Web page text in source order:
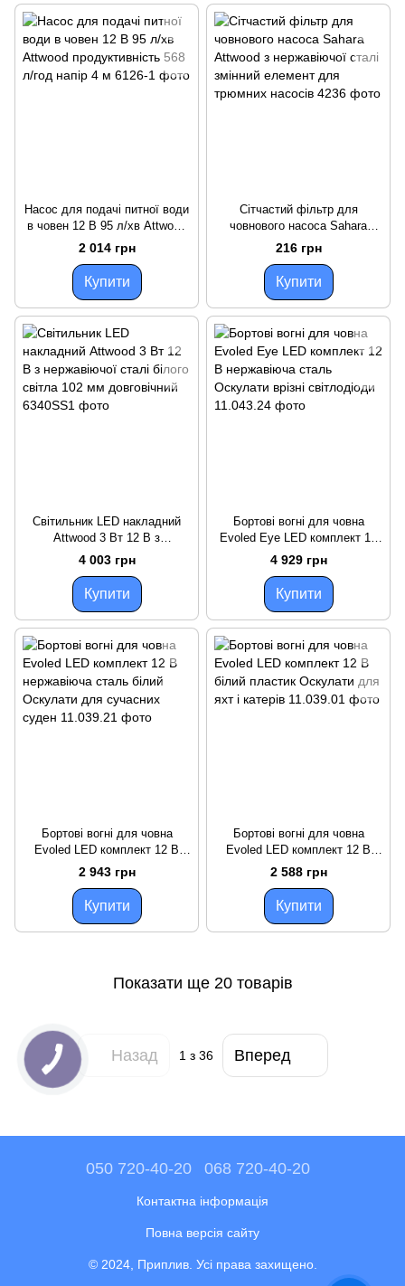
Насос для подачі питної води
в човен 12 В 95 л/хв Attwood
продуктивність 568 л/год
напір 4 м
2 014 грн
Купити
Сітчастий фільтр для
човнового насоса Sahara
Attwood з нержавіючої сталі
змінний елемент для трюмних
насосів
216 грн
Купити
Світильник LED накладний
Attwood 3 Вт 12 В з
нержавіючої сталі білого
світла 102 мм довговічний
4 003 грн
Купити
Бортові вогні для човна
Evoled Eye LED комплект 12
В нержавіюча сталь Оскулати
врізні світлодіоди
4 929 грн
Купити
Бортові вогні для човна
Evoled LED комплект 12 В
нержавіюча сталь білий
Оскулати для сучасних суден
2 943 грн
Купити
Бортові вогні для човна
Evoled LED комплект 12 В
білий пластик Оскулати для
яхт і катерів
2 588 грн
Купити
Показати ще 20 товарів
Назад 1з 36 Вперед
050 720-40-20 068 720-40-20
Контактна інформація
Повна версія сайту
© 2024, Приплив. Усі права захищено.